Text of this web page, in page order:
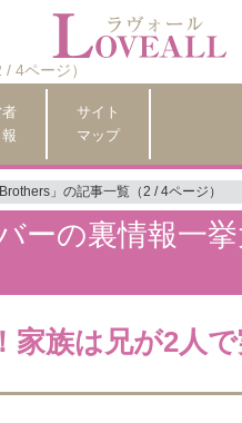
4ページ）
サイト
マップ
」の記事一覧（2 / 4ページ）
ーの裏情報一
家族は兄が2人